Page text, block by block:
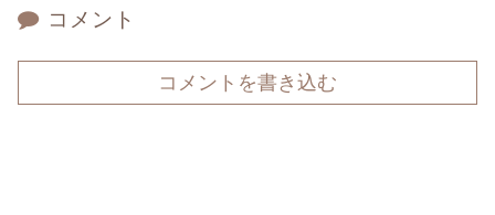
コメント
コメントを書き込む